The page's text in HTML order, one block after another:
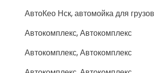
АвтоКео Нск, автомойка для
Автокомплекс, Автокомплекс
Автокомплекс, Автокомплекс